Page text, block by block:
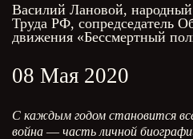
08 Мая 2020
Василий Лановой,
Труда РФ, сопредседатель
движения «Бессмертный
С каждым годом становится
война — часть личной